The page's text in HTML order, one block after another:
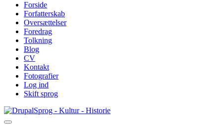
Forside
Forfatterskab
Oversættelser
Foredrag
Tolkning
Blog
CV
Kontakt
Fotografier
Log ind
Skift sprog
Gå
til
Sprog - Kultur - Historie